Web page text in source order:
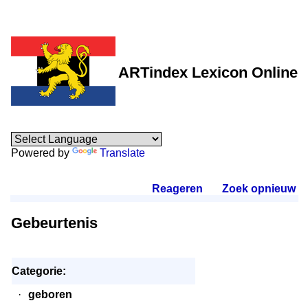
ARTindex Lexicon Online
Powered by Translate
Reageren Zoek opnieuw.
Gebeurtenis
Categorie:
·
geboren